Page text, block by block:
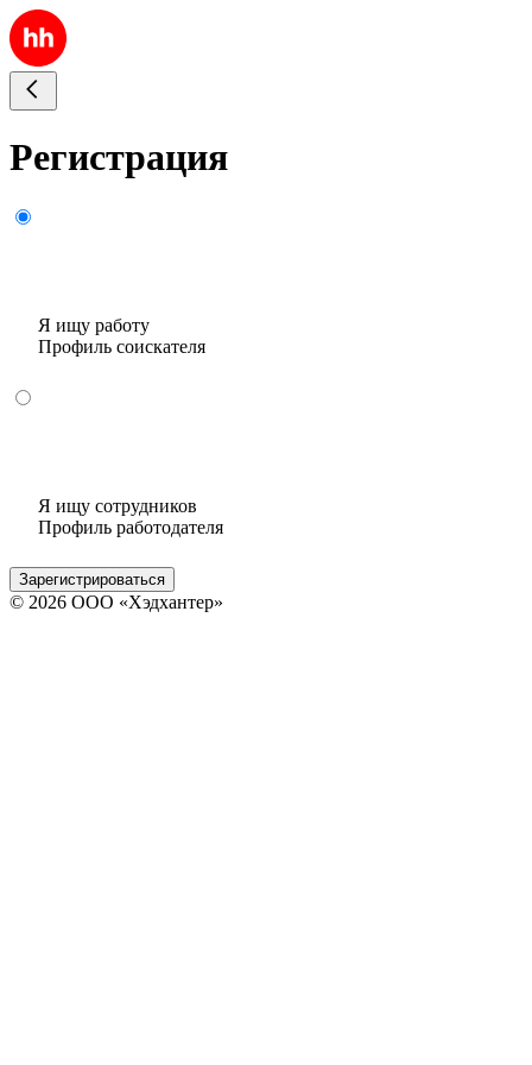
Регистрация
Я ищу работу
Профиль соискателя
Я ищу сотрудников
Профиль работодателя
Зарегистрироваться
© 2026 ООО «Хэдхантер»